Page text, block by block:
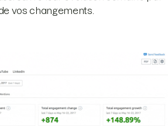
vos changements.